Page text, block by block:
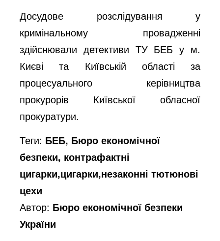
Досудове розслідування у
кримінальному провадженні
здійснювали детективи ТУ БЕБ у м.
Києві та Київській області за
процесуального керівництва
прокурорів Київської обласної
прокуратури.
Теги: БЕБ, Бюро економічної
безпеки, контрафактні
цигарки,цигарки,незаконні тютюнові
цехи
Автор: Бюро економічної безпеки
України